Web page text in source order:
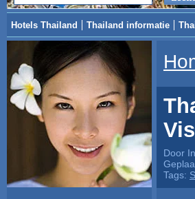
Hotels Thailand Thailand informatie
Door
Tags: